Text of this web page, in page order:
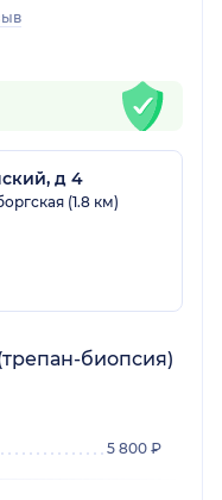
д 4
(1.8 км)
биопсия)
5 800 ₽